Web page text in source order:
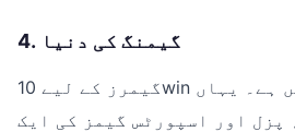
4. گیمنگ کی دنیا
گیمرز کے لیے 10win کسی جنت سے کم نہیں ہے۔ یہاں
پزل اور اسپورٹس گیمز کی ایک